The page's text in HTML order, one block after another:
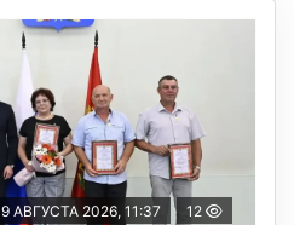
9 АВГУСТА 2026, 11:37 12